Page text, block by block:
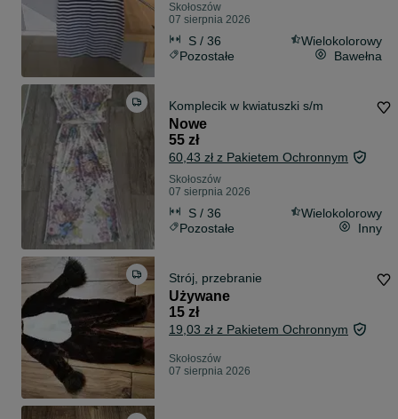
Skołoszów
07 sierpnia 2026
S / 36
Wielokolorowy
Pozostałe
Bawełna
Komplecik w kwiatuszki s/m
Nowe
55 zł
60,43 zł z Pakietem Ochronnym
Skołoszów
07 sierpnia 2026
S / 36
Wielokolorowy
Pozostałe
Inny
Strój, przebranie
Używane
15 zł
19,03 zł z Pakietem Ochronnym
Skołoszów
07 sierpnia 2026